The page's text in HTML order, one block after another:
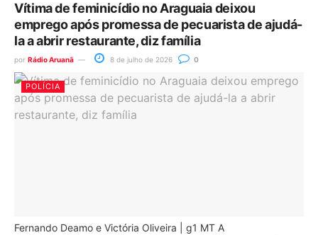
Vítima de feminicídio no Araguaia deixou
emprego após promessa de pecuarista de ajudá-
la a abrir restaurante, diz família
por Rádio Aruanã 8 de julho de 2026 0
POLÍCIA
Fernando Deamo e Victória Oliveira | g1 MT A